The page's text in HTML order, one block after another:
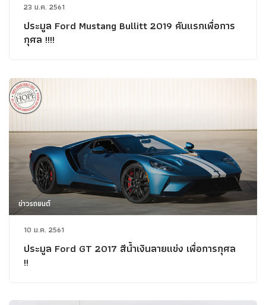
23 ม.ค. 2561
ประมูล Ford Mustang Bullitt 2019 คันแรกเพื่อการ
กุศล !!!!
ข่าวรถยนต์
10 ม.ค. 2561
ประมูล Ford GT 2017 สีน้ำเงินลายแข่ง เพื่อการกุศล
!!